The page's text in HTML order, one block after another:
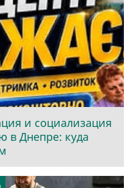
и социализация
в Днепре: куда